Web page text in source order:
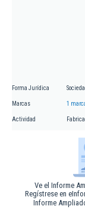
Forma Jurídica
Marcas 1
Actividad
Ve el Informe
Regístrese en
Informe